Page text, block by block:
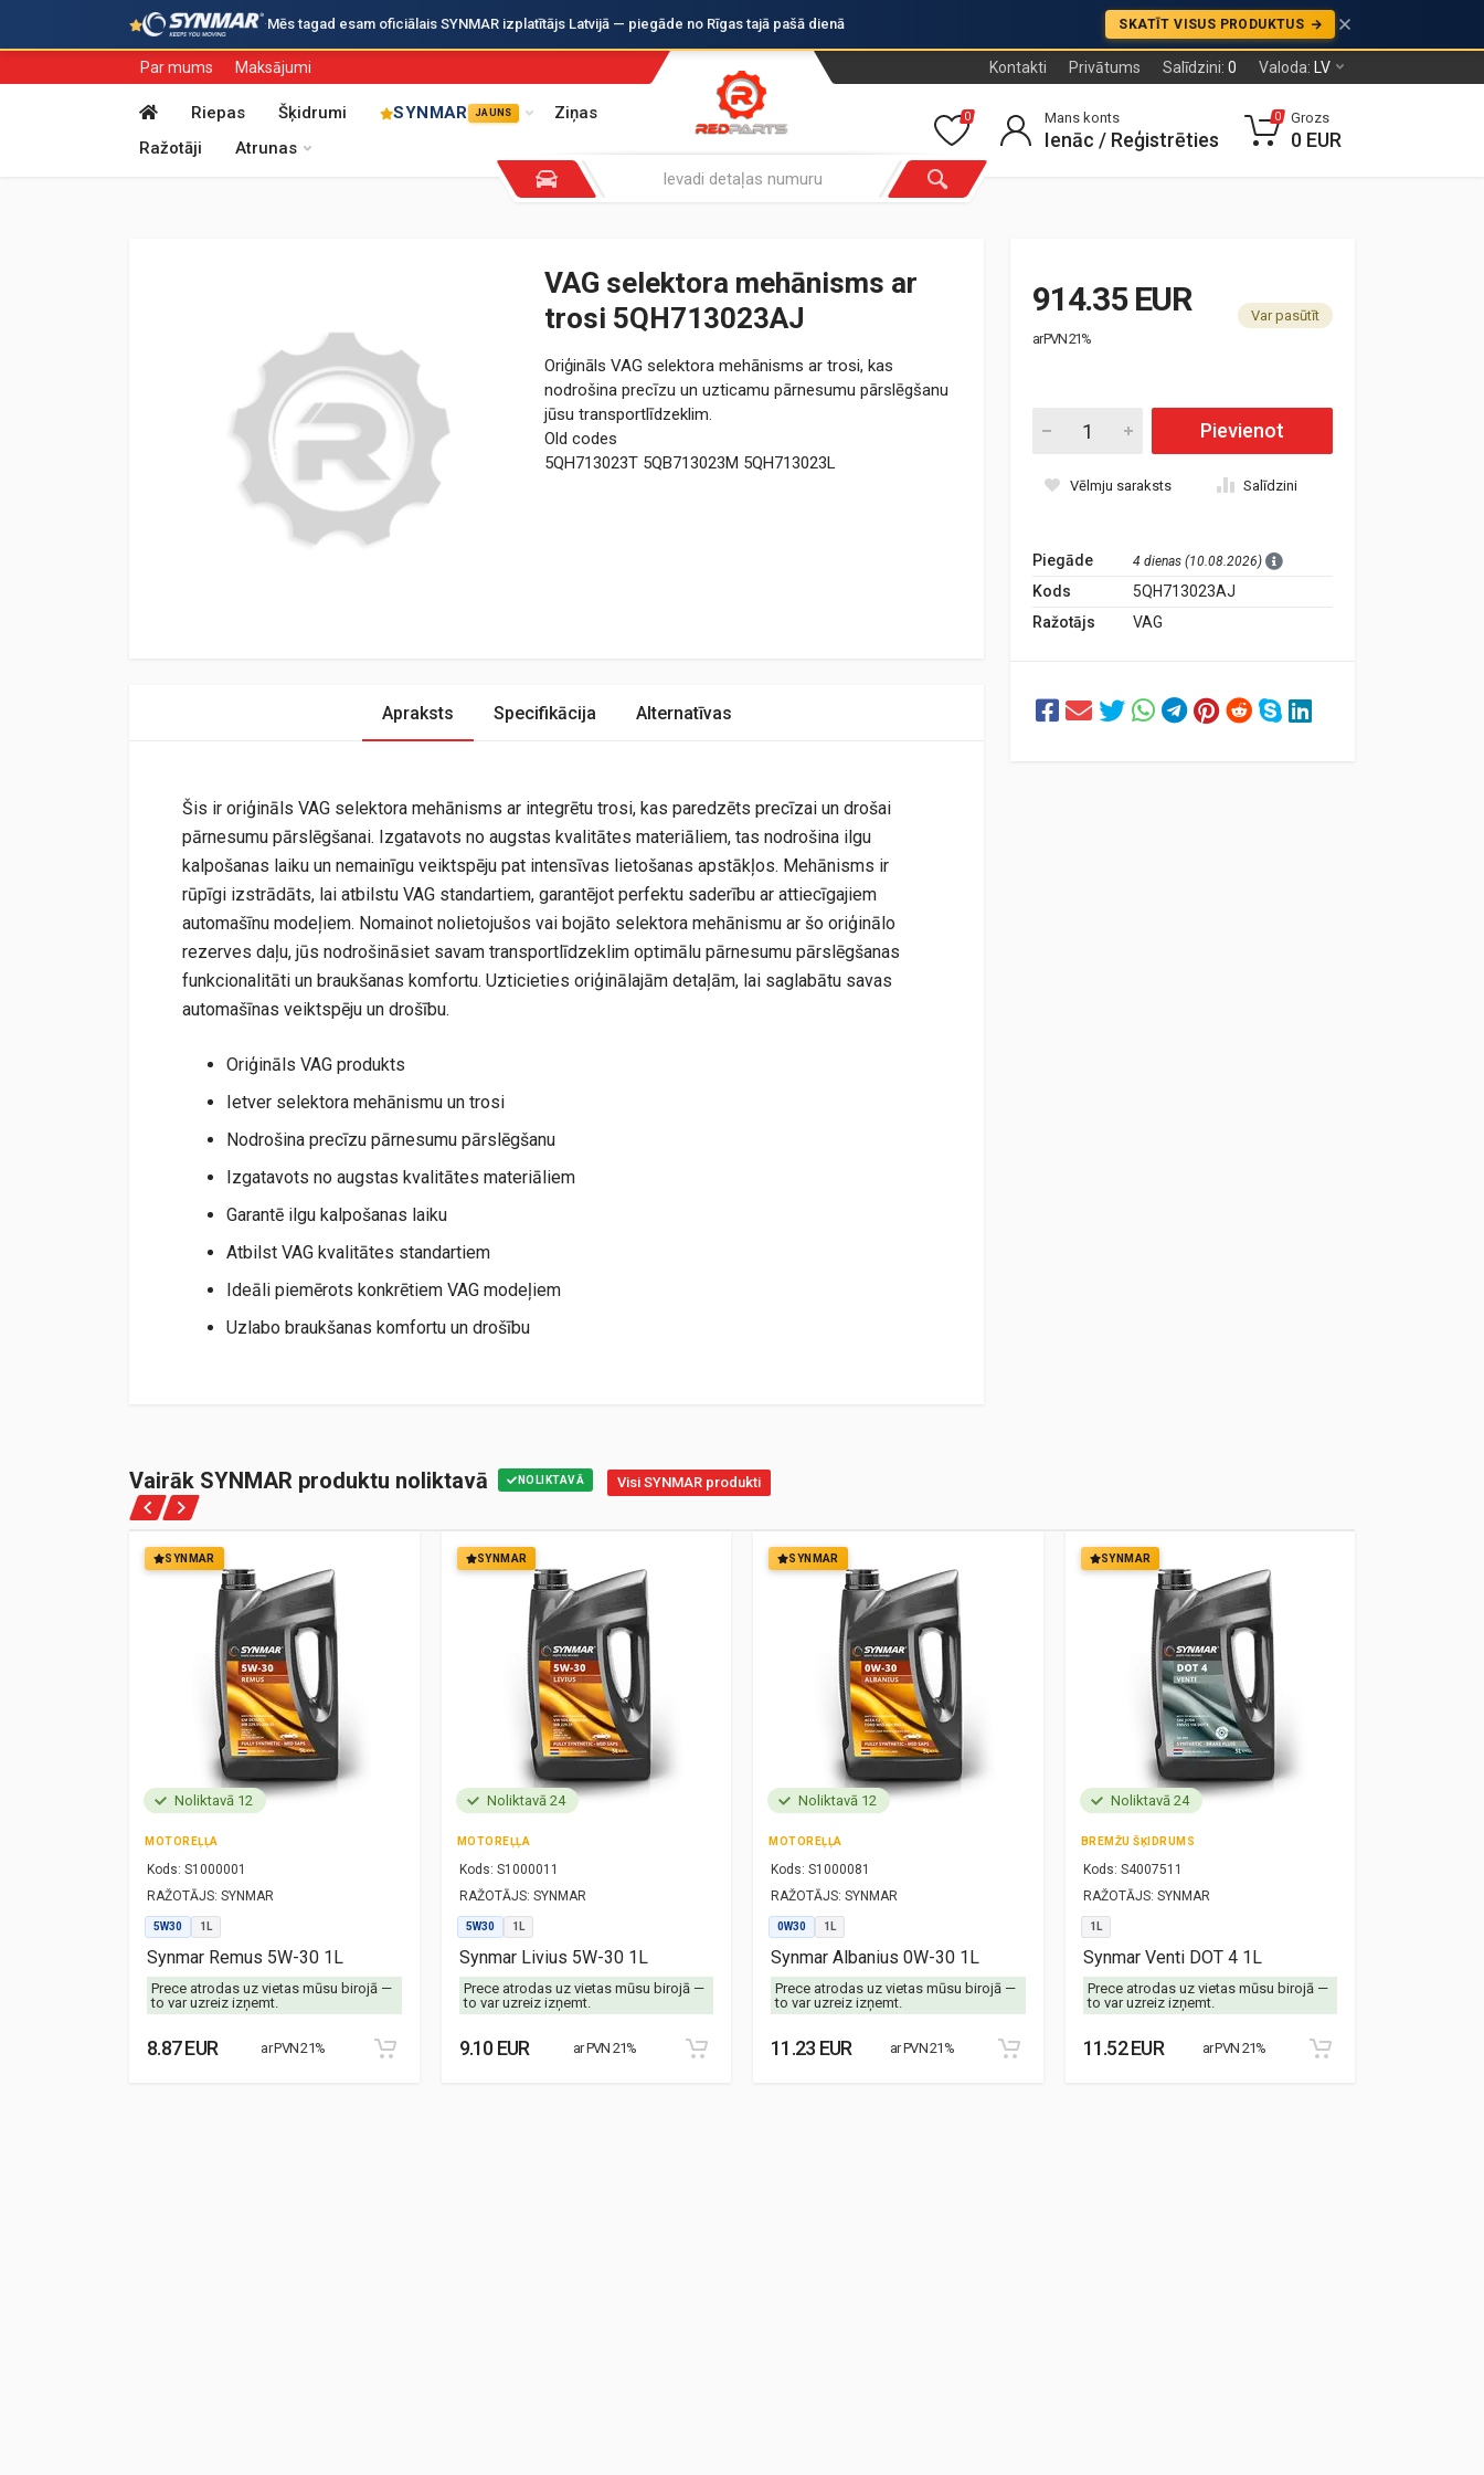
·Mēs tagad esam oficiālais SYNMAR izplatītājs Latvijā — piegāde no Rīgas tajā pašā dienā SKATĪT VISUS PRODUKTUS
Par mums Maksājumi Kontakti Privātums Salīdzini: 0 Valoda: LV
Riepas Šķidrumi SYNMAR JAUNS
Ziņas
Ražotāji
Atrunas
0 Mans konts
Ienāc / Reģistrēties
0 Grozs
0 EUR
VAG selektora mehānisms ar
trosi 5QH713023AJ
Oriģināls VAG selektora mehānisms ar trosi, kas
nodrošina precīzu un uzticamu pārnesumu pārslēgšanu
jūsu transportlīdzeklim.
Old codes
5QH713023T 5QB713023M 5QH713023L
914.35 EUR
ar PVN 21%
Var pasūtīt
Pievienot
Vēlmju saraksts Salīdzini
Piegāde 4 dienas (10.08.2026)
Kods
5QH713023AJ
Ražotājs
VAG
Apraksts Specifikācija Alternatīvas
Šis ir oriģināls VAG selektora mehānisms ar integrētu trosi, kas paredzēts precīzai un drošai
pārnesumu pārslēgšanai. Izgatavots no augstas kvalitātes materiāliem, tas nodrošina ilgu
kalpošanas laiku un nemainīgu veiktspēju pat intensīvas lietošanas apstākļos. Mehānisms ir
rūpīgi izstrādāts, lai atbilstu VAG standartiem, garantējot perfektu saderību ar attiecīgajiem
automašīnu modeļiem. Nomainot nolietojušos vai bojāto selektora mehānismu ar šo oriģinālo
rezerves daļu, jūs nodrošināsiet savam transportlīdzeklim optimālu pārnesumu pārslēgšanas
funkcionalitāti un braukšanas komfortu. Uzticieties oriģinālajām detaļām, lai saglabātu savas
automašīnas veiktspēju un drošību.
Oriģināls VAG produkts
Ietver selektora mehānismu un trosi
Nodrošina precīzu pārnesumu pārslēgšanu
Izgatavots no augstas kvalitātes materiāliem
Garantē ilgu kalpošanas laiku
Atbilst VAG kvalitātes standartiem
Ideāli piemērots konkrētiem VAG modeļiem
Uzlabo braukšanas komfortu un drošību
Vairāk SYNMAR produktu noliktavā NOLIKTAVĀ Visi SYNMAR produkti
SYNMAR
Noliktavā 12
MOTOREĻĻA
Kods: S1000001
RAŽOTĀJS: SYNMAR
5W30 1L
Synmar Remus 5W-30 1L
Prece atrodas uz vietas mūsu birojā —
to var uzreiz izņemt.
8.87 EUR ar PVN 21%
SYNMAR
Noliktavā 24
MOTOREĻĻA
Kods: S1000011
RAŽOTĀJS: SYNMAR
5W30 1L
Synmar Livius 5W-30 1L
Prece atrodas uz vietas mūsu birojā —
to var uzreiz izņemt.
9.10 EUR ar PVN 21%
SYNMAR
Noliktavā 12
MOTOREĻĻA
Kods: S1000081
RAŽOTĀJS: SYNMAR
0W30 1L
Synmar Albanius 0W-30 1L
Prece atrodas uz vietas mūsu birojā —
to var uzreiz izņemt.
11.23 EUR ar PVN 21%
SYNMAR
Noliktavā 24
BREMŽU ŠĶIDRUMS
Kods: S4007511
RAŽOTĀJS: SYNMAR
1L
Synmar Venti DOT 4 1L
Prece atrodas uz vietas mūsu birojā —
to var uzreiz izņemt.
11.52 EUR ar PVN 21%